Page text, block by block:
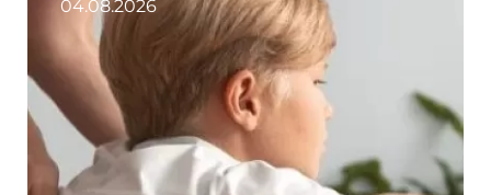
04.08.2026